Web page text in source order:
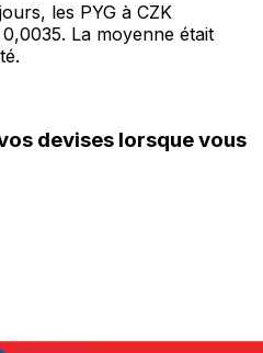
les PYG à CZK
La moyenne était
devises lorsque vous
les fonctionnalités
d'argent internationaux
Convertissez des devises,
taux et transférez de
cachés. Téléchargez
!